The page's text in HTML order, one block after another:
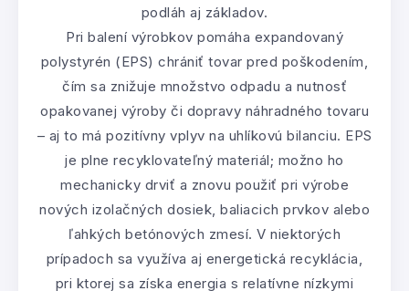
podláh aj základov.
Pri balení výrobkov pomáha expandovaný
polystyrén (EPS) chrániť tovar pred poškodením,
čím sa znižuje množstvo odpadu a nutnosť
opakovanej výroby či dopravy náhradného tovaru
– aj to má pozitívny vplyv na uhlíkovú bilanciu. EPS
je plne recyklovateľný materiál; možno ho
mechanicky drviť a znovu použiť pri výrobe
nových izolačných dosiek, baliacich prvkov alebo
ľahkých betónových zmesí. V niektorých
prípadoch sa využíva aj energetická recyklácia,
pri ktorej sa získa energia s relatívne nízkymi